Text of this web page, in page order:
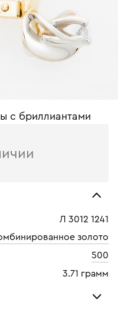
c бриллиантами
Л 3012 1241
золото
500
3.71 грамм